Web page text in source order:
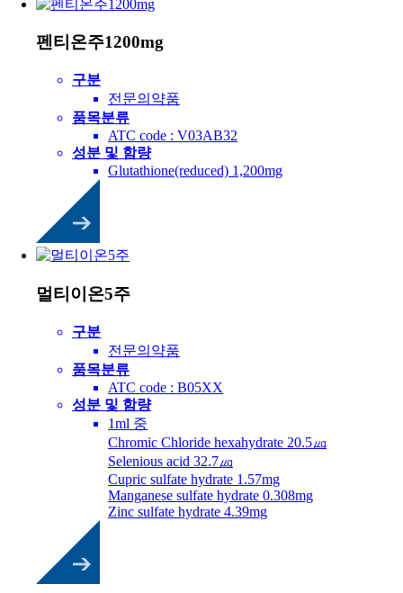
펜티온주1200mg
구분
전문의약품
품목분류
ATC code : V03AB32
성분 및 함량
Glutathione(reduced) 1,200mg
멀티이온5주
구분
전문의약품
품목분류
ATC code : B05XX
성분 및 함량
1ml 중
Chromic Chloride hexahydrate 20.5㎍
Selenious acid 32.7㎍
Cupric sulfate hydrate 1.57mg
Manganese sulfate hydrate 0.308mg
Zinc sulfate hydrate 4.39mg